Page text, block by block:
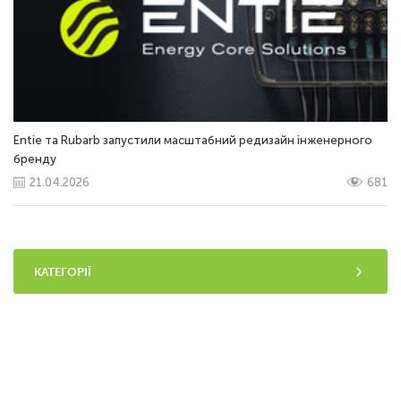
Entie та Rubarb запустили масштабний редизайн інженерного
бренду
21.04.2026
681
КАТЕГОРІЇ